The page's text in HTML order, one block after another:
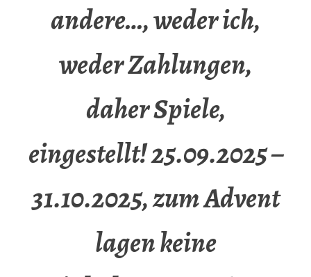
andere…, weder ich,
weder Zahlungen,
daher Spiele,
eingestellt! 25.09.2025 –
31.10.2025, zum Advent
lagen keine